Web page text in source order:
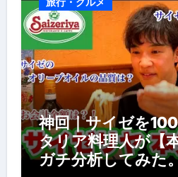
神回｜サイゼを
タリア料理人が【
ガチ分析してみた